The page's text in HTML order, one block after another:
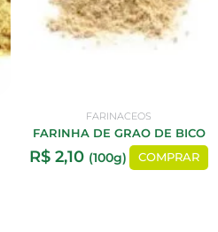
FARINACEOS
FARINHA DE GRAO DE BICO
R$ 2,10 (100g) COMPRAR